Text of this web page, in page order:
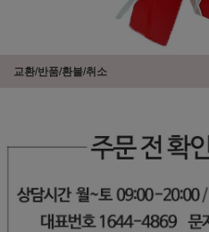
교환/반품/환불/취소